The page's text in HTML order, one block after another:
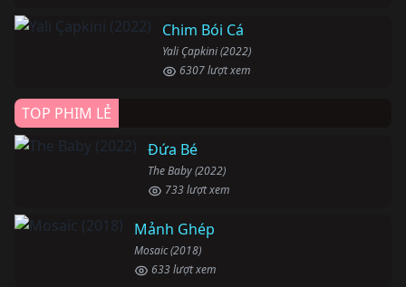
Chim Bói Cá
Yali Çapkini (2022)
6307 lượt xem
TOP PHIM LẺ
Đứa Bé
The Baby (2022)
733 lượt xem
Mảnh Ghép
Mosaic (2018)
633 lượt xem